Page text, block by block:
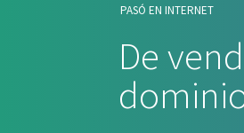
PASÓ EN INTERNET
De